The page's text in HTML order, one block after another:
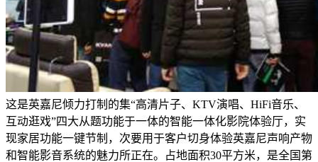
这是英嘉尼倾力打制的集“高清片子、KTV演唱、HiFi音乐、
互动逛戏”四大从题功能于一体的智能一体化影院体验厅，实
现家居功能一键节制，次要用于客户切身体验英嘉尼声响产物
和智能影音系统的魅力所正在。占地面积30平方米，是全国第